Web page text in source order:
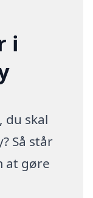
i
du skal
Så står
at gøre